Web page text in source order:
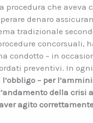
procedura che
denaro
tradizionale
concorsuali,
condotto – in
preventivi. In
– per
della crisi
agito